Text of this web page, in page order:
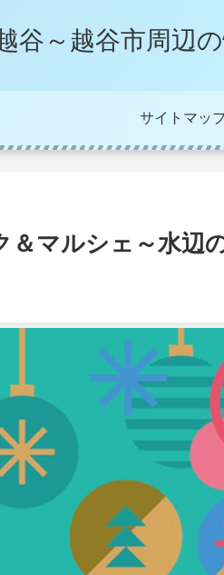
谷～越谷市周辺
サイトマッ
＆マルシェ～水辺